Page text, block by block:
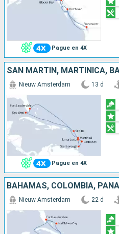
Pague en 4X
Pague en 4X
Nieuw Amsterdam 13 d
Nieuw Amsterdam 22 d